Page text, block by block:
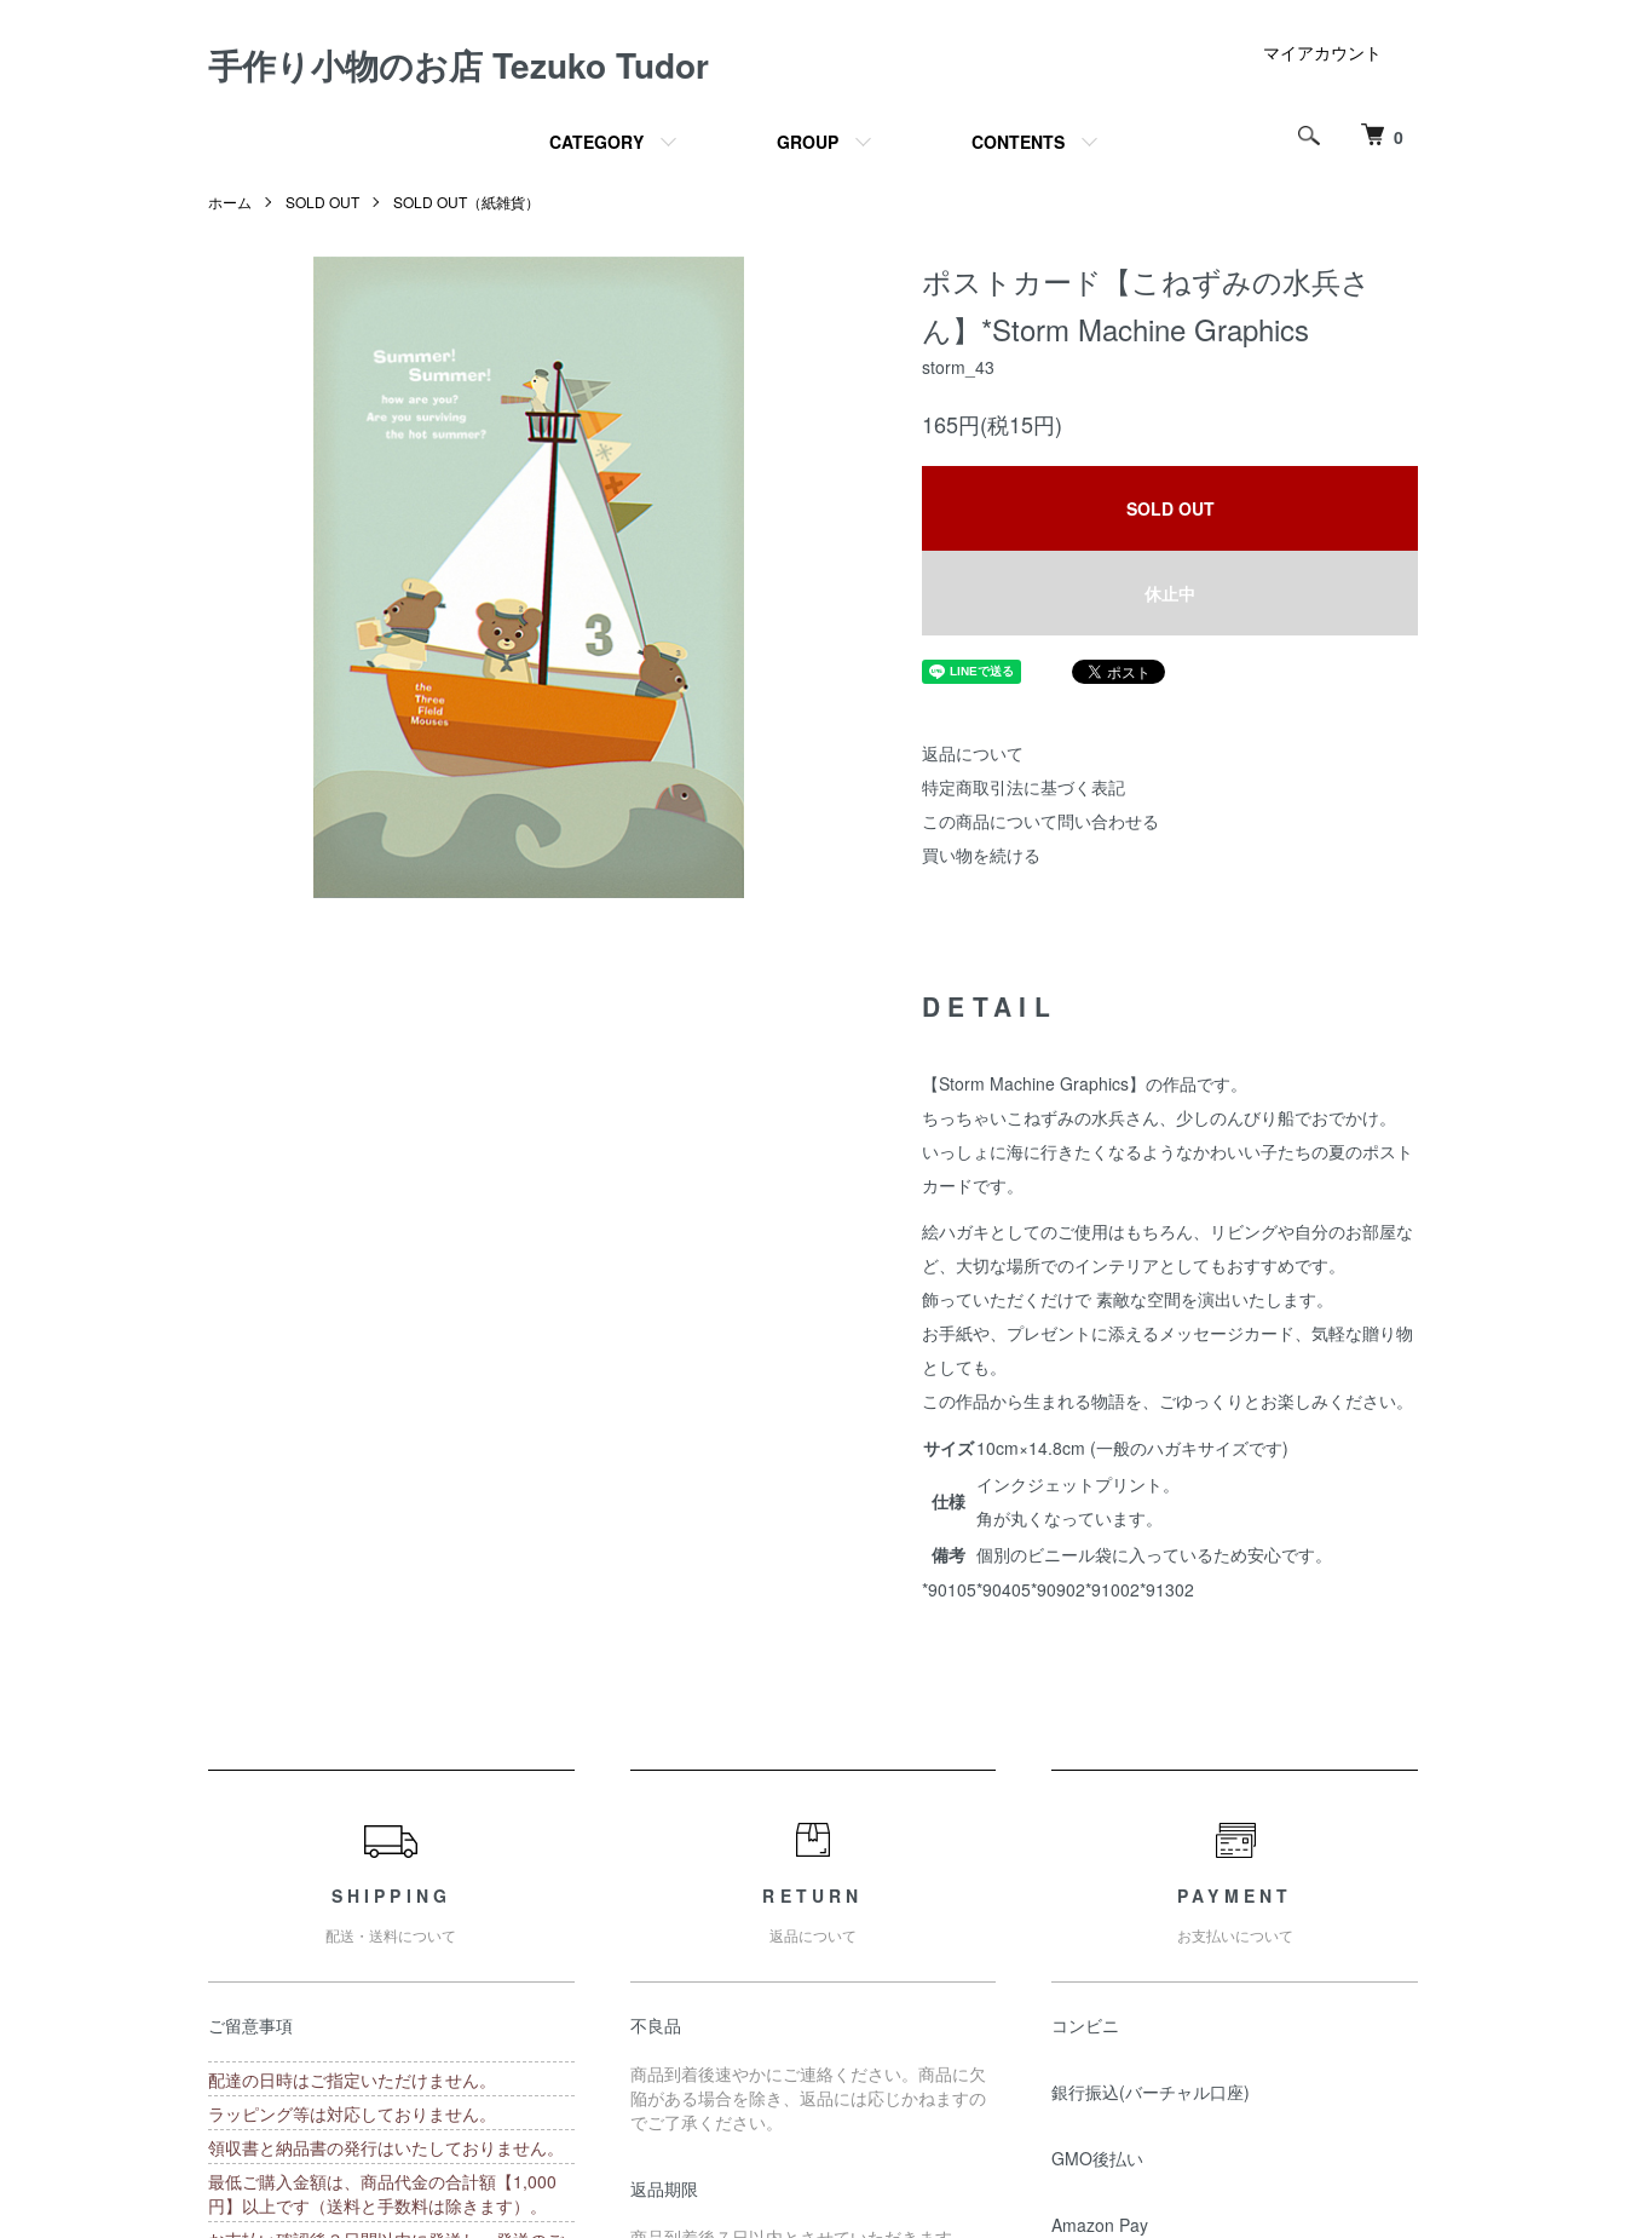
手作り小物のお店 Tezuko Tudor
0
CATEGORY GROUP CONTENTS
マイアカウント
ホーム SOLD OUT SOLD OUT（紙雑貨）
ポストカード【こねずみの水兵さ
ん】*Storm Machine Graphics
storm_43
165円(税15円)
SOLD OUT
休止中
返品について
特定商取引法に基づく表記
この商品について問い合わせる
買い物を続ける
DETAIL
【Storm Machine Graphics】の作品です。
ちっちゃいこねずみの水兵さん、少しのんびり船でおでかけ。
いっしょに海に行きたくなるようなかわいい子たちの夏のポスト
カードです。
絵ハガキとしてのご使用はもちろん、リビングや自分のお部屋な
ど、大切な場所でのインテリアとしてもおすすめです。
飾っていただくだけで 素敵な空間を演出いたします。
お手紙や、プレゼントに添えるメッセージカード、気軽な贈り物
としても。
この作品から生まれる物語を、ごゆっくりとお楽しみください。
サイズ10cm×14.8cm (一般のハガキサイズです)
仕様
インクジェットプリント。
角が丸くなっています。
備考 個別のビニール袋に入っているため安心です。
*90105*90405*90902*91002*91302
SHIPPING
配送・送料について
ご留意事項
配達の日時はご指定いただけません。
ラッピング等は対応しておりません。
領収書と納品書の発行はいたしておりません。
最低ご購入金額は、商品代金の合計額【1,000
円】以上です（送料と手数料は除きます）。
RETURN
返品について
不良品
商品到着後速やかにご連絡ください。商品に欠
陥がある場合を除き、返品には応じかねますの
でご了承ください。
返品期限
PAYMENT
お支払いについて
コンビニ
銀行振込(バーチャル口座)
GMO後払い
Amazon Pay